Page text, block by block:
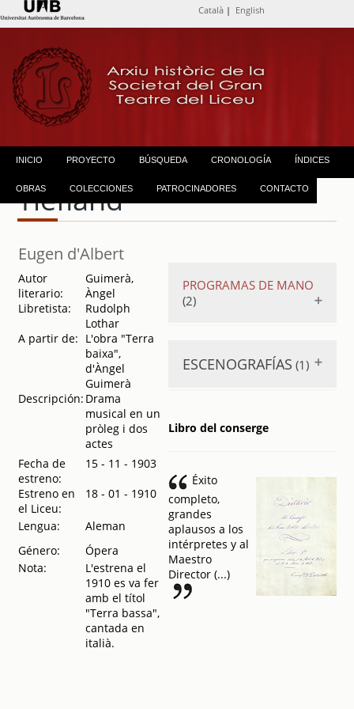
Català | English
INICIO PROYECTO BÚSQUEDA CRONOLOGÍA ÍNDICES
OBRAS COLECCIONES PATROCINADORES CONTACTO
Tiefland
Eugen d'Albert
Autor
literario:
Guimerà,
Àngel
Libretista:
Rudolph
Lothar
A partir de: L'obra "Terra
baixa",
d'Àngel
Guimerà
Descripción: Drama
musical en un
pròleg i dos
actes
Fecha de
estreno:
15 - 11 - 1903
Estreno en
el Liceu:
18 - 01 - 1910
Lengua:
Aleman
Género:
Ópera
Nota:
L'estrena el
1910 es va fer
amb el títol
"Terra bassa",
cantada en
italià.
PROGRAMAS DE MANO
(2)
Tiefland (Terra
ESCENOGRAFÍAS (1)
Libro del conserge
Éxito
completo,
grandes
aplausos a los
intérpretes y al
Maestro
Director (...)